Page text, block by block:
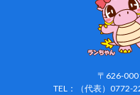
〒626-
TEL：（代表）0772-